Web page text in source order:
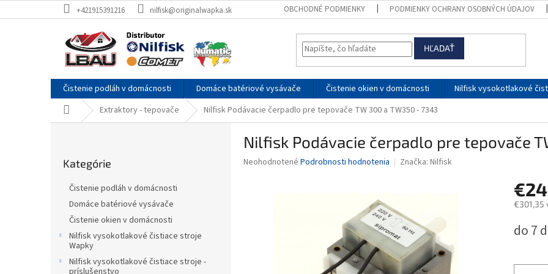
na
+421915391216 nilfisk@originalwapka.sk OBCHODNÉ PODMIENKY PODMIENKY OCHRANY OSOBNÝCH ÚDAJOV
HĽADAŤ
Čistenie podláh v domácnosti Domáce batériové vysávače Čistenie okien v domácnosti Nilfisk vysokotlakové
DomovExtraktory - tepovače Nilfisk Podávacie čerpadlo pre tepovače TW 300 a TW350 - 7343
kategórie
Kategórie
Čistenie podláh v domácnosti
Domáce batériové vysávače
Čistenie okien v domácnosti
Nilfisk vysokotlakové čistiace stroje
Wapky
Nilfisk vysokotlakové čistiace stroje -
príslušenstvo
Nilfisk Podávacie čerpadlo pre tepovače
Priemerné
Neohodnotené Podrobnosti hodnotenia Značka: Nilfisk
€301,35
cena:
do 7